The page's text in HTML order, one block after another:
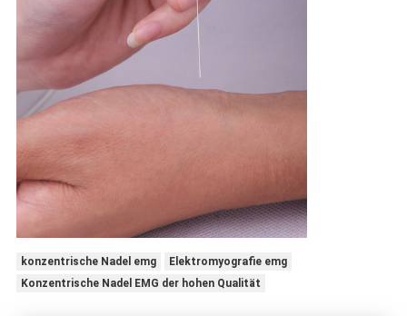
konzentrische Nadel emg
Elektromyografie emg
Konzentrische Nadel EMG der hohen Qualität